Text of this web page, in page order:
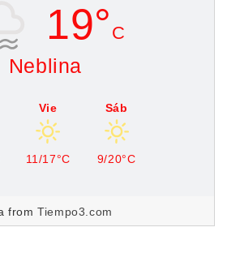
19° C
Neblina
Vie
11/17°C
Sáb
9/20°C
fromTiempo3.com